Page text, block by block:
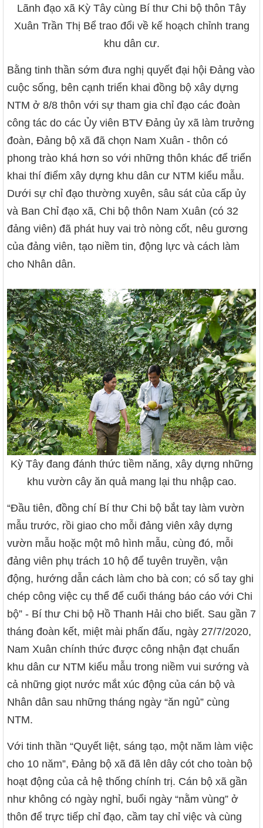
Lãnh đạo xã Kỳ Tây cùng Bí thư Chi bộ thôn Tây
Xuân Trần Thị Bể trao đổi về kế hoạch chỉnh trang
khu dân cư.
Bằng tinh thần sớm đưa nghị quyết đại hội Đảng vào
cuộc sống, bên cạnh triển khai đồng bộ xây dựng
NTM ở 8/8 thôn với sự tham gia chỉ đạo các đoàn
công tác do các Ủy viên BTV Đảng ủy xã làm trưởng
đoàn, Đảng bộ xã đã chọn Nam Xuân - thôn có
phong trào khá hơn so với những thôn khác để triển
khai thí điểm xây dựng khu dân cư NTM kiểu mẫu.
Dưới sự chỉ đạo thường xuyên, sâu sát của cấp ủy
và Ban Chỉ đạo xã, Chi bộ thôn Nam Xuân (có 32
đảng viên) đã phát huy vai trò nòng cốt, nêu gương
của đảng viên, tạo niềm tin, động lực và cách làm
cho Nhân dân.
Kỳ Tây đang đánh thức tiềm năng, xây dựng những
khu vườn cây ăn quả mang lại thu nhập cao.
“Đầu tiên, đồng chí Bí thư Chi bộ bắt tay làm vườn
mẫu trước, rồi giao cho mỗi đảng viên xây dựng
vườn mẫu hoặc một mô hình mẫu, cùng đó, mỗi
đảng viên phụ trách 10 hộ để tuyên truyền, vận
động, hướng dẫn cách làm cho bà con; có sổ tay ghi
chép công việc cụ thể để cuối tháng báo cáo với Chi
bộ” - Bí thư Chi bộ Hồ Thanh Hải cho biết. Sau gần 7
tháng đoàn kết, miệt mài phấn đấu, ngày 27/7/2020,
Nam Xuân chính thức được công nhận đạt chuẩn
khu dân cư NTM kiểu mẫu trong niềm vui sướng và
cả những giọt nước mắt xúc động của cán bộ và
Nhân dân sau những tháng ngày “ăn ngủ” cùng
NTM.
Với tinh thần “Quyết liệt, sáng tạo, một năm làm việc
cho 10 năm”, Đảng bộ xã đã lên dây cót cho toàn bộ
hoạt động của cả hệ thống chính trị. Cán bộ xã gần
như không có ngày nghỉ, buổi ngày “nằm vùng” ở
thôn để trực tiếp chỉ đạo, cầm tay chỉ việc và cùng